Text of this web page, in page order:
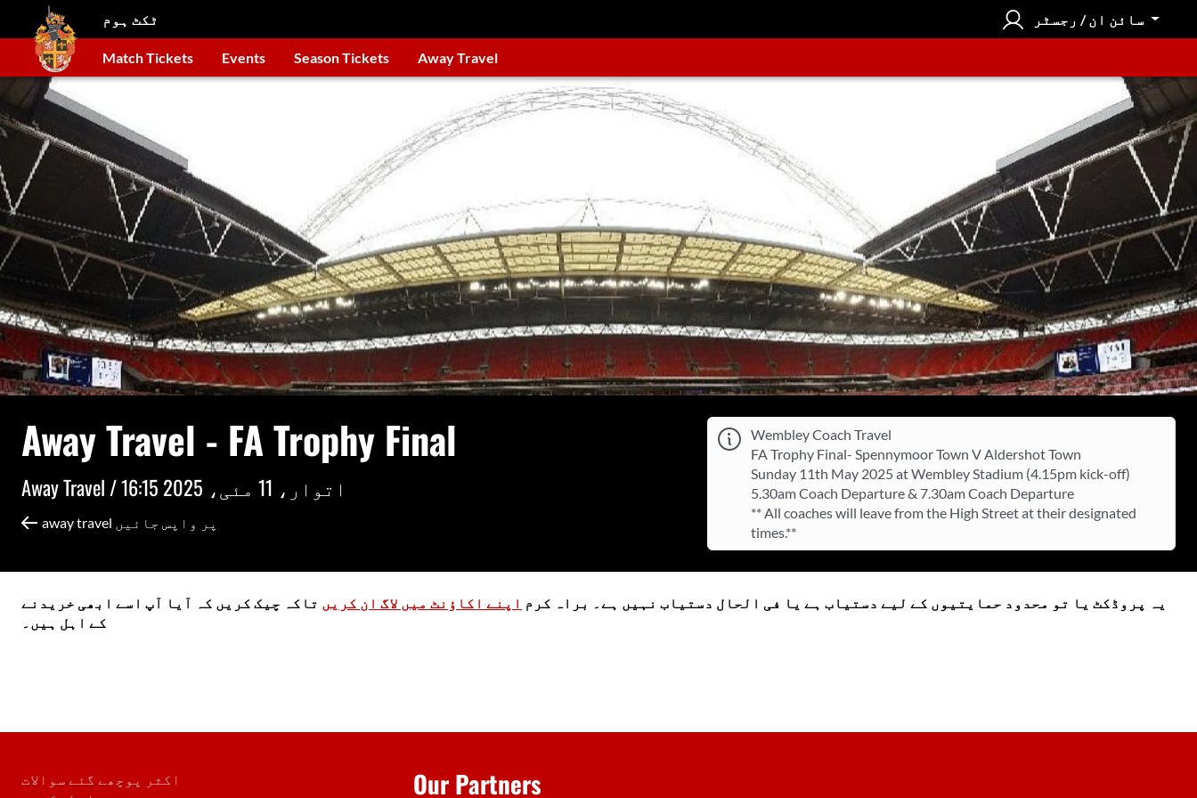
ٹکٹ ہوم
Match Tickets Events Season Tickets Away Travel
Away Travel - FA Trophy Final
Away Travel / اتوار، 11 مئی، 2025 16:15
away travel پر واپس جائیں
Wembley Coach Travel
FA Trophy Final- Spennymoor Town V Aldershot Town
Sunday 11th May 2025 at Wembley Stadium (4.15pm kick-off)
5.30am Coach Departure & 7.30am Coach Departure
** All coaches will leave from the High Street at their designated
times.**
یہ پروڈکٹ یا تو محدود حمایتیوں کے لیے دستیاب ہے یا فی الحال دستیاب نہیں ہے۔ براہ کرم اپنے اکاؤنٹ میں لاگ ان کریں تاکہ چیک کریں کہ آیا آپ اسے ابھی خریدنے
کے اہل ہیں۔
اکثر پوچھے گئے سوالات
Our Partners